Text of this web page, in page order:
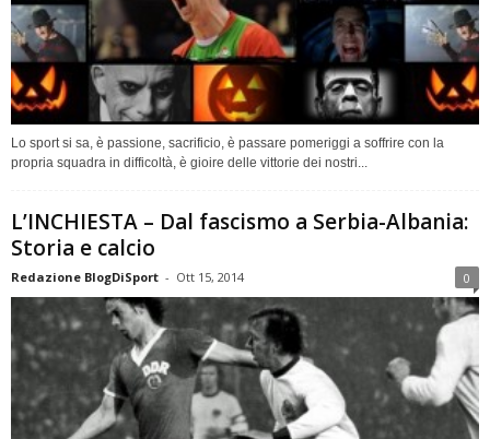
Lo sport si sa, è passione, sacrificio, è passare pomeriggi a soffrire con la
propria squadra in difficoltà, è gioire delle vittorie dei nostri...
L’INCHIESTA – Dal fascismo a Serbia-Albania:
Storia e calcio
Redazione BlogDiSport - Ott 15, 2014 0